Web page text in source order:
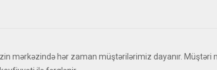
mərkəzində hər zaman müştərilərimiz dayanır. Müştəri